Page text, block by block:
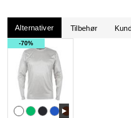
Alternativer Tilbehør
70%